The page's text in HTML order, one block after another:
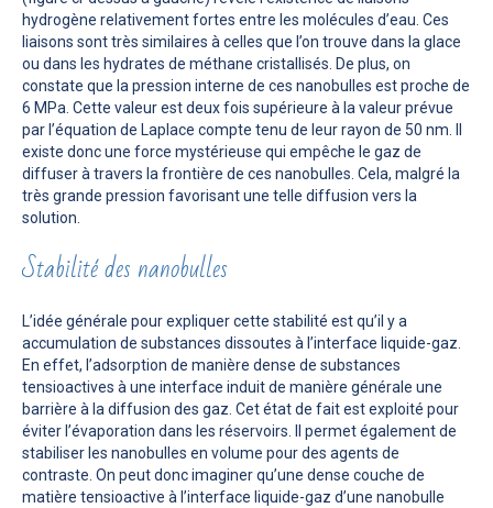
hydrogène relativement fortes entre les molécules d’eau. Ces
liaisons sont très similaires à celles que l’on trouve dans la glace
ou dans les hydrates de méthane cristallisés. De plus, on
constate que la pression interne de ces nanobulles est proche de
6 MPa. Cette valeur est deux fois supérieure à la valeur prévue
par l’équation de Laplace compte tenu de leur rayon de 50 nm. Il
existe donc une force mystérieuse qui empêche le gaz de
diffuser à travers la frontière de ces nanobulles. Cela, malgré la
très grande pression favorisant une telle diffusion vers la
solution.
Stabilité des nanobulles
L’idée générale pour expliquer cette stabilité est qu’il y a
accumulation de substances dissoutes à l’interface liquide-gaz.
En effet, l’adsorption de manière dense de substances
tensioactives à une interface induit de manière générale une
barrière à la diffusion des gaz. Cet état de fait est exploité pour
éviter l’évaporation dans les réservoirs. Il permet également de
stabiliser les nanobulles en volume pour des agents de
contraste. On peut donc imaginer qu’une dense couche de
matière tensioactive à l’interface liquide-gaz d’une nanobulle